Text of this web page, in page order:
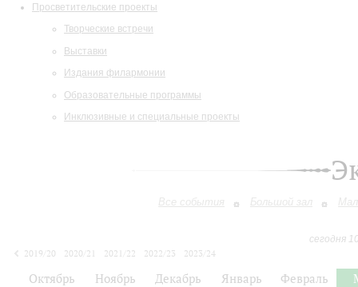
Просветительские проекты
Творческие встречи
Выставки
Издания филармонии
Образовательные программы
Инклюзивные и специальные проекты
Все события Большой зал
сегодня
2019/20
2020/21 2021/22 2022/23
2023/24
Октябрь Ноябрь Декабрь Январь Февраль